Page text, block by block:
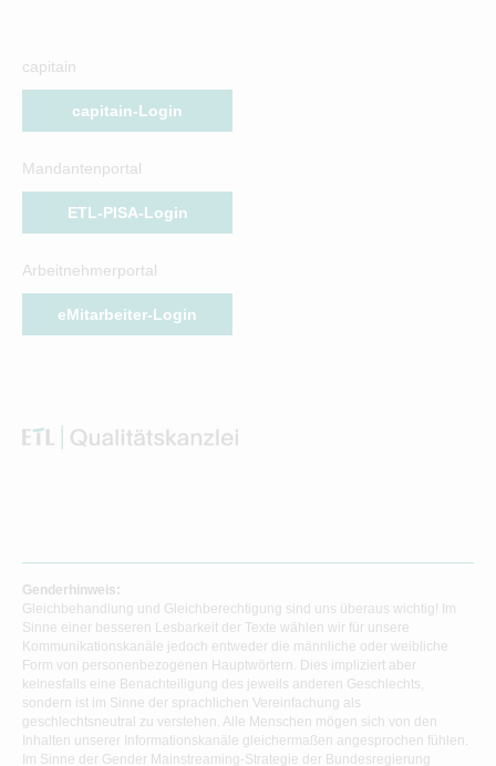
capitain
capitain-Login
Mandantenportal
ETL-PISA-Login
Arbeitnehmerportal
eMitarbeiter-Login
Genderhinweis:
Gleichbehandlung und Gleichberechtigung sind uns überaus wichtig! Im
Sinne einer besseren Lesbarkeit der Texte wählen wir für unsere
Kommunikationskanäle jedoch entweder die männliche oder weibliche
Form von personenbezogenen Hauptwörtern. Dies impliziert aber
keinesfalls eine Benachteiligung des jeweils anderen Geschlechts,
sondern ist im Sinne der sprachlichen Vereinfachung als
geschlechtsneutral zu verstehen. Alle Menschen mögen sich von den
Inhalten unserer Informationskanäle gleichermaßen angesprochen fühlen.
Im Sinne der Gender Mainstreaming-Strategie der Bundesregierung